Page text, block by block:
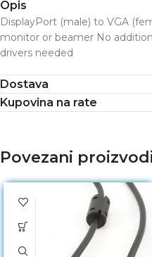
Opis
DisplayPort (male) to VGA
monitor or beamer No
drivers needed
Dostava
Kupovina na rate
Povezani